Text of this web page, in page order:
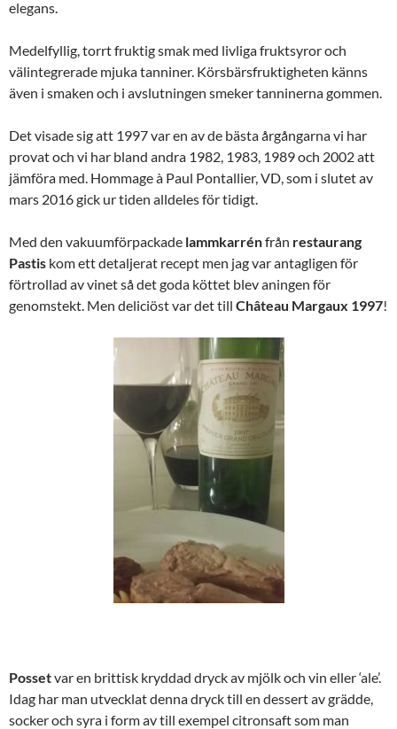
elegans.
Medelfyllig, torrt fruktig smak med livliga fruktsyror och
välintegrerade mjuka tanniner. Körsbärsfruktigheten känns
även i smaken och i avslutningen smeker tanninerna gommen.
Det visade sig att 1997 var en av de bästa årgångarna vi har
provat och vi har bland andra 1982, 1983, 1989 och 2002 att
jämföra med. Hommage à Paul Pontallier, VD, som i slutet av
mars 2016 gick ur tiden alldeles för tidigt.
Med den vakuumförpackade lammkarrénfrån restaurang
Pastis kom ett detaljerat recept men jag var antagligen för
förtrollad av vinet så det goda köttet blev aningen för
genomstekt. Men deliciöst var det till Château Margaux 1997!
Possetvar en brittisk kryddad dryck av mjölk och vin eller ‘ale’.
Idag har man utvecklat denna dryck till en dessert av grädde,
socker och syra i form av till exempel citronsaft som man